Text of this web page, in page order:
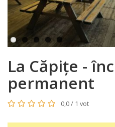
La Căpițe -
permanent
0,0 / 1 vot